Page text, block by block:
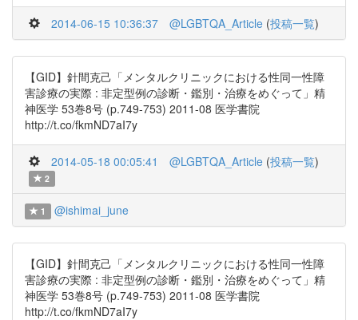
2014-06-15 10:36:37 @LGBTQA_Article (投稿一覧)
【GID】針間克己「メンタルクリニックにおける性同一性障
害診療の実際 : 非定型例の診断・鑑別・治療をめぐって」精
神医学 53巻8号 (p.749-753) 2011-08 医学書院
http://t.co/fkmND7aI7y
2014-05-18 00:05:41 @LGBTQA_Article (投稿一覧)
2
1 @ishimai_june
【GID】針間克己「メンタルクリニックにおける性同一性障
害診療の実際 : 非定型例の診断・鑑別・治療をめぐって」精
神医学 53巻8号 (p.749-753) 2011-08 医学書院
http://t.co/fkmND7aI7y